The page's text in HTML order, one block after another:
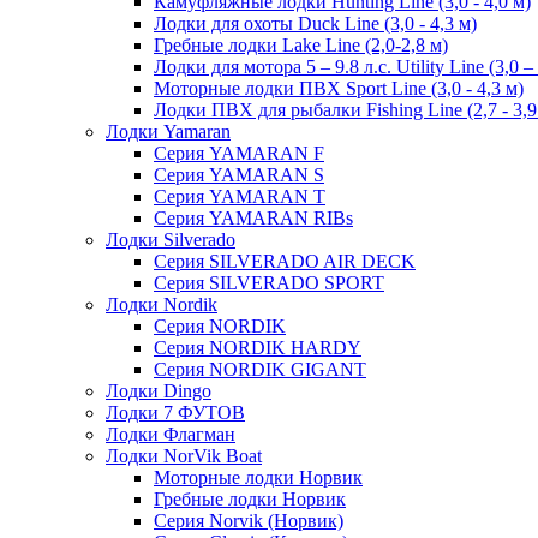
Лодки для охоты Duck Line (3,0 - 4,3 м)
Гребные лодки Lake Line (2,0-2,8 м)
Лодки для мотора 5 – 9.8 л.с. Utility Line (3,0
Моторные лодки ПВХ Sport Line (3,0 - 4,3 м)
Лодки ПВХ для рыбалки Fishing Line (2,7 -
Лодки Yamaran
Серия YAMARAN F
Серия YAMARAN S
Серия YAMARAN T
Серия YAMARAN RIBs
Лодки Silverado
Серия SILVERADO AIR DECK
Серия SILVERADO SPORT
Лодки Nordik
Серия NORDIK
Серия NORDIK HARDY
Серия NORDIK GIGANT
Лодки Dingo
Лодки 7 ФУТОВ
Лодки Флагман
Лодки NorVik Boat
Моторные лодки Норвик
Гребные лодки Норвик
Серия Norvik (Норвик)